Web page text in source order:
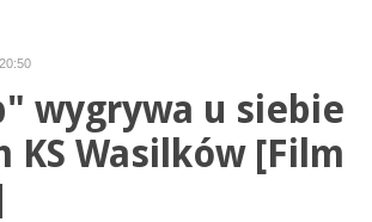
wygrywa u siebie
KS Wasilków [Film